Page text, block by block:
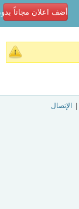
أضف اعلان مجاناً
الإتصال